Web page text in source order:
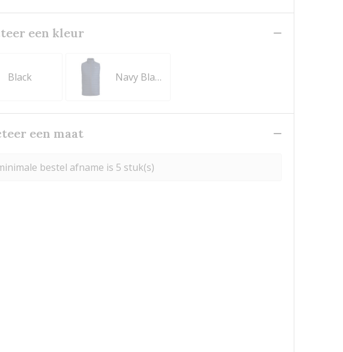
een kleur
Black Navy Blazer
een maat
bestel afname is 5 stuk(s)